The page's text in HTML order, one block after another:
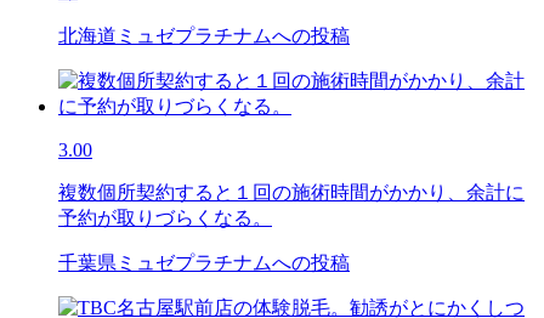
北海道ミュゼプラチナムへの投稿
3.00
複数個所契約すると１回の施術時間がかかり、余計に
予約が取りづらくなる。
千葉県ミュゼプラチナムへの投稿